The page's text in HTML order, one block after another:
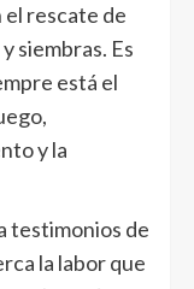
rescate de
siembras. Es
está el
y la
testimonios de
la labor que